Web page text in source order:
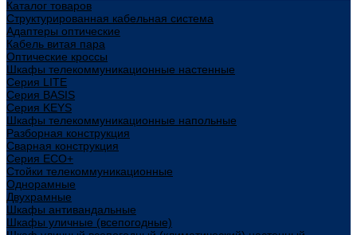
Каталог товаров
Структурированная кабельная система
Адаптеры оптические
Кабель витая пара
Оптические кроссы
Шкафы телекоммуникационные настенные
Cерия LITE
Cерия BASIS
Cерия KEYS
Шкафы телекоммуникационные напольные
Разборная конструкция
Сварная конструкция
Серия ECO+
Стойки телекоммуникационные
Однорамные
Двухрамные
Шкафы антивандальные
Шкафы уличные (всепогодные)